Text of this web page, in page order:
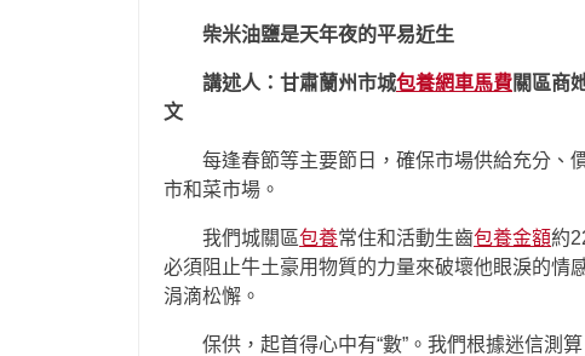
柴米油鹽是天年夜的平易近生
講述人：甘肅蘭州市城包養網車馬費關區商
文
每逢春節等主要節日，確保市場供給充分、
市和菜市場。
我們城關區包養常住和活動生齒包養金額約
必須阻止牛土豪用物質的力量來破壞他眼淚的情
涓滴松懈。
保供，起首得心中有“數”。我們根據迷信測